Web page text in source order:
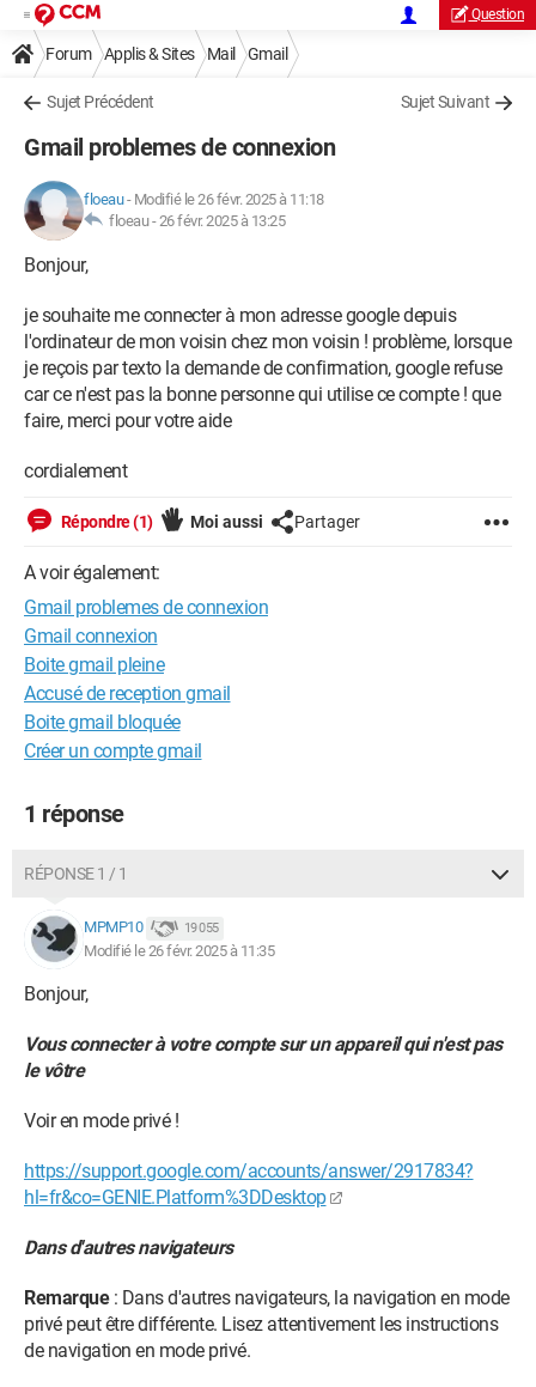
Question
Forum Applis & Sites Mail Gmail
Sujet Précédent Sujet Suivant
Gmail problemes de connexion
floeau- Modifié le 26 févr. 2025 à 11:18
floeau -26 févr. 2025 à 13:25
Bonjour,
je souhaite me connecter à mon adresse google depuis
l'ordinateur de mon voisin chez mon voisin ! problème, lorsque
je reçois par texto la demande de confirmation, google refuse
car ce n'est pas la bonne personne qui utilise ce compte ! que
faire, merci pour votre aide
cordialement
Répondre (1) Moi aussi Partager
A voir également:
Gmail problemes de connexion
Gmail connexion
Boite gmail pleine
Accusé de reception gmail
Boite gmail bloquée
Créer un compte gmail
1 réponse
RÉPONSE 1 / 1
MPMP10 19 055
Modifié le 26 févr. 2025 à 11:35
Bonjour,
Vous connecter à votre compte sur un appareil qui n'est pas
le vôtre
Voir en mode privé !
https://support.google.com/accounts/answer/2917834?
hl=fr&co=GENIE.Platform%3DDesktop
Dans d'autres navigateurs
Remarque: Dans d'autres navigateurs, la navigation en mode
privé peut être différente. Lisez attentivement les instructions
de navigation en mode privé.